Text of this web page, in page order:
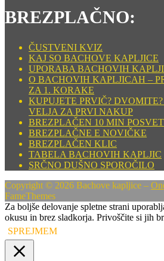
BREZPLAČNO:
ČUSTVENI KVIZ
KAJ SO BACHOVE KAPLJICE
UPORABA BACHOVIH
O BACHOVIH KAPLJICAH –
ZA 1. KORAKE
KUPUJETE PRVIČ?
VELJA ZA PRVI NAKUP
BREZPLAČEN 10 MIN POSVET
BREZPLAČNE E NOVIČKE
BREZPLAČEN KLIC
TABELA BACHOVIH KAPLJIC
SRČNO DUŠNO SPOROČILO
Copyright © 2026 Bachove kapljice –
FameThemes
Za boljše delovanje spletne strani
okusu in brez sladkorja. Privoščite si jih
SPREJMEM